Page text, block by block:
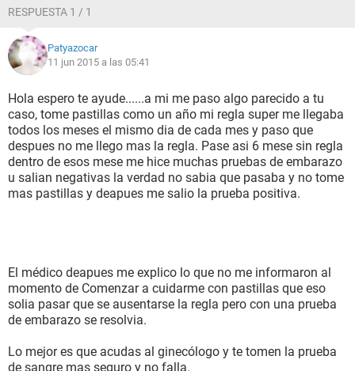
RESPUESTA 1 / 1
Patyazocar
11 jun 2015 a las 05:41
Hola espero te ayude......a mi me paso algo parecido a tu
caso, tome pastillas como un año mi regla super me llegaba
todos los meses el mismo dia de cada mes y paso que
despues no me llego mas la regla. Pase asi 6 mese sin regla
dentro de esos mese me hice muchas pruebas de embarazo
u salian negativas la verdad no sabia que pasaba y no tome
mas pastillas y deapues me salio la prueba positiva.
El médico deapues me explico lo que no me informaron al
momento de Comenzar a cuidarme con pastillas que eso
solia pasar que se ausentarse la regla pero con una prueba
de embarazo se resolvia.
Lo mejor es que acudas al ginecólogo y te tomen la prueba
de sangre mas seguro y no falla.